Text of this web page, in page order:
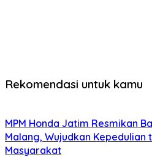
Rekomendasi untuk kamu
MPM Honda Jatim Resmikan
Malang, Wujudkan
Masyarakat